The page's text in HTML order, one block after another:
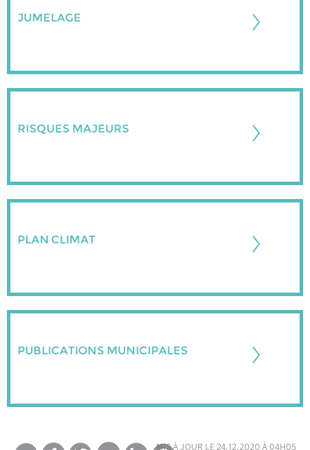
JUMELAGE
RISQUES MAJEURS
PLAN CLIMAT
PUBLICATIONS MUNICIPALES
mis à jour le 24.12.2020 à 04h05